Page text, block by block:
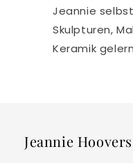
Jeannie
Skulpturen,
Keramik
Jeannie